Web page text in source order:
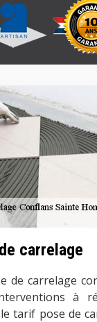
carrelage
de carrelage
à
tarif pose de